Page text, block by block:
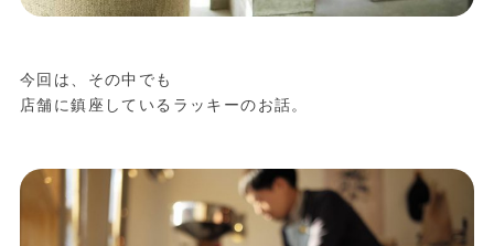
今回は、その中でも
店舗に鎮座しているラッキーのお話。